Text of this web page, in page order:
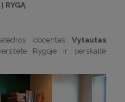
RYGĄ
docentas Vytautas
Rygoje ir perskaitė